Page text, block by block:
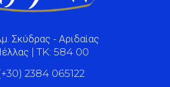
Σκύδρας - Αριδαίας
| TK: 584 00
2384 065122